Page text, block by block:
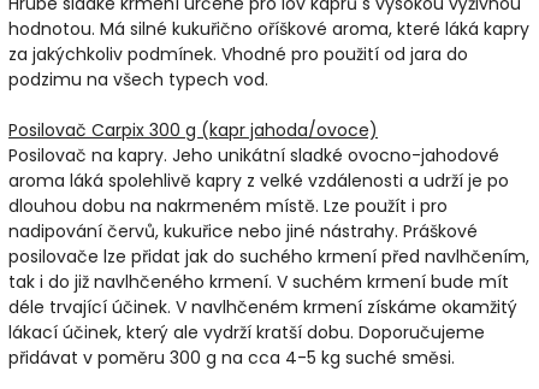
hodnotou. Má silné kukuřično oříškové aroma, které láká kapry
za jakýchkoliv podmínek. Vhodné pro použití od jara do
podzimu na všech typech vod.
Posilovač Carpix 300 g (kapr jahoda/ovoce)
Posilovač na kapry. Jeho unikátní sladké ovocno-jahodové
aroma láká spolehlivě kapry z velké vzdálenosti a udrží je po
dlouhou dobu na nakrmeném místě. Lze použít i pro
nadipování červů, kukuřice nebo jiné nástrahy. Práškové
posilovače lze přidat jak do suchého krmení před navlhčením,
tak i do již navlhčeného krmení. V suchém krmení bude mít
déle trvající účinek. V navlhčeném krmení získáme okamžitý
lákací účinek, který ale vydrží kratší dobu. Doporučujeme
přidávat v poměru 300 g na cca 4-5 kg suché směsi.